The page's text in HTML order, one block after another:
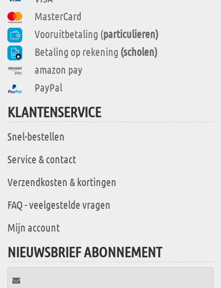
MasterCard
Vooruitbetaling (particulieren)
Betaling op rekening (scholen)
amazon pay
PayPal
KLANTENSERVICE
Snel-bestellen
Service & contact
Verzendkosten & kortingen
FAQ - veelgestelde vragen
Mijn account
NIEUWSBRIEF ABONNEMENT